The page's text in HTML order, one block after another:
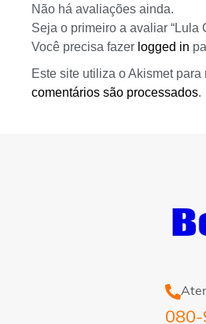
Não há avaliações ainda.
Seja o primeiro a avaliar “Lula
Você precisa fazer logged in
Este site utiliza o Akismet para
comentários são processados.